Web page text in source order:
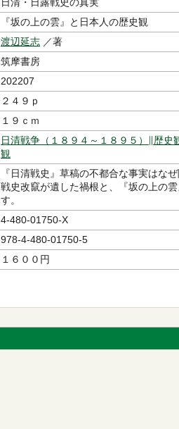
『坂の上の雲』と日本人の歴史観
渡辺延志 ／著
筑摩書房
202207
２４９ｐ
１９ｃｍ
日清戦争（１８９４～１８９５）∥歴史
観
『日清戦史』草稿の不都合な事実はな
戦史改竄が遺した禍根と、『坂の上の
す。
4-480-01750-X
978-4-480-01750-5
１６００円